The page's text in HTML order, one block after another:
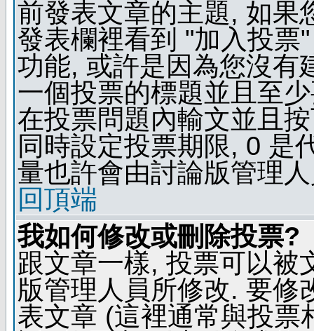
前發表文章的主題, 如果
發表欄裡看到 "加入投票
功能, 或許是因為您沒有
一個投票的標題並且至
在投票問題內輸文並且
同時設定投票期限, 0 是
量也許會由討論版管理
回頂端
我如何修改或刪除投票?
跟文章一樣, 投票可以被
版管理人員所修改. 要修
表文章 (這裡通常與投票